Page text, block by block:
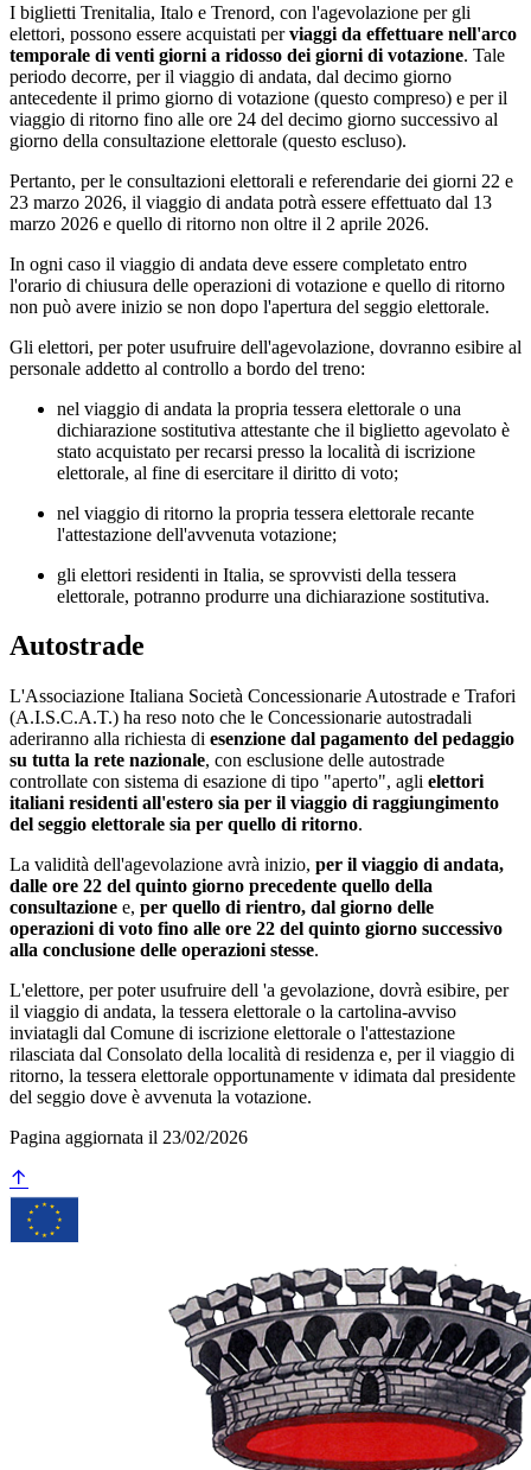
I biglietti Trenitalia, Italo e Trenord, con l'agevolazione per gli
elettori, possono essere acquistati perviaggi da effettuare nell'arco
temporale di venti giorni a ridosso dei giorni di votazione. Tale
periodo decorre, per il viaggio di andata, dal decimo giorno
antecedente il primo giorno di votazione (questo compreso) e per il
viaggio di ritorno fino alle ore 24 del decimo giorno successivo al
giorno della consultazione elettorale (questo escluso).
Pertanto, per le consultazioni elettorali e referendarie dei giorni 22 e
23 marzo 2026, il viaggio di andata potrà essere effettuato dal 13
marzo 2026 e quello di ritorno non oltre il 2 aprile 2026.
In ogni caso il viaggio di andata deve essere completato entro
l'orario di chiusura delle operazioni di votazione e quello di ritorno
non può avere inizio se non dopo l'apertura del seggio elettorale.
Gli elettori, per poter usufruire dell'agevolazione, dovranno esibire al
personale addetto al controllo a bordo del treno:
nel viaggio di andata la propria tessera elettorale o una
dichiarazione sostitutiva attestante che il biglietto agevolato è
stato acquistato per recarsi presso la località di iscrizione
elettorale, al fine di esercitare il diritto di voto;
nel viaggio di ritorno la propria tessera elettorale recante
l'attestazione dell'avvenuta votazione;
gli elettori residenti in Italia, se sprovvisti della tessera
elettorale, potranno produrre una dichiarazione sostitutiva.
Autostrade
L'Associazione Italiana Società Concessionarie Autostrade e Trafori
(A.I.S.C.A.T.) ha reso noto che le Concessionarie autostradali
aderiranno alla richiesta di esenzione dal pagamento del pedaggio
su tutta la rete nazionale, con esclusione delle autostrade
controllate con sistema di esazione di tipo "aperto", agli elettori
italiani residenti all'estero sia per il viaggio di raggiungimento
del seggio elettorale sia per quello di ritorno.
La validità dell'agevolazione avrà inizio, per il viaggio di andata,
dalle ore 22 del quinto giorno precedente quello della
consultazione e, per quello di rientro, dal giorno delle
operazioni di voto fino alle ore 22 del quinto giorno successivo
alla conclusione delle operazioni stesse.
L'elettore, per poter usufruire dell 'a gevolazione, dovrà esibire, per
il viaggio di andata, la tessera elettorale o la cartolina-avviso
inviatagli dal Comune di iscrizione elettorale o l'attestazione
rilasciata dal Consolato della località di residenza e, per il viaggio di
ritorno, la tessera elettorale opportunamente v idimata dal presidente
del seggio dove è avvenuta la votazione.
Pagina aggiornata il 23/02/2026